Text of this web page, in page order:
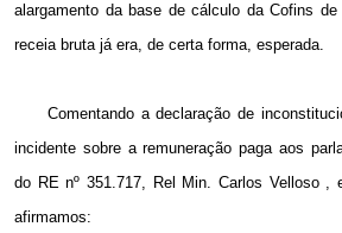
alargamento da base de cálculo da Cofins
receia bruta já era, de certa forma, esperada.
Comentando a declaração de
incidente sobre a remuneração paga aos
do RE nº 351.717, Rel Min. Carlos Velloso ,
afirmamos: